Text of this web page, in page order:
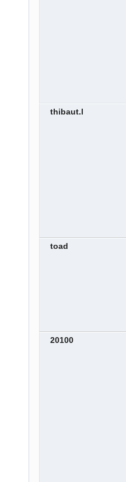
thibaut.l
toad
20100